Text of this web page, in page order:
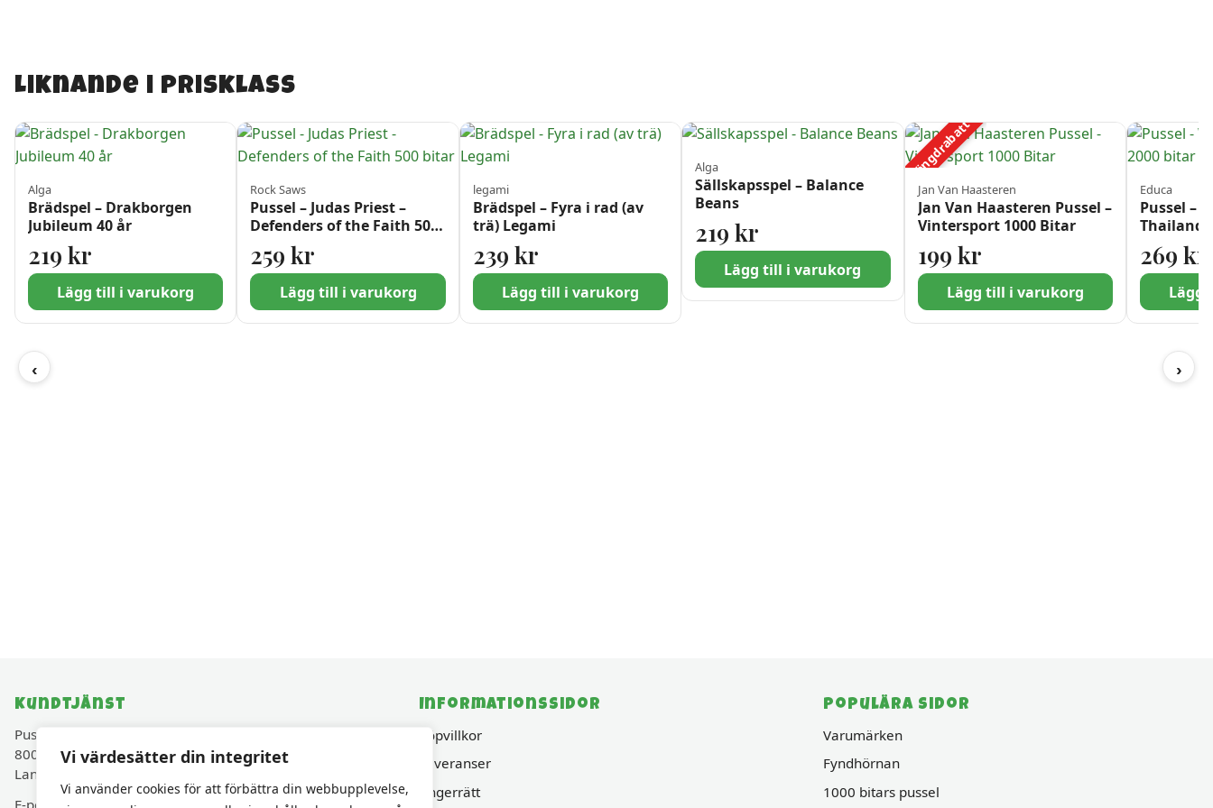
Vi värdesätter din integritet
Vi använder cookies för att förbättra din webbupplevelse,
Liknande i prisklass
‹
Alga
Brädspel – Drakborgen
Jubileum 40 år
219 kr
Lägg till i varukorg
Rock Saws
Pussel – Judas Priest –
Defenders of the Faith 500
259kr
Lägg till i varukorg
legami
Brädspel – Fyra i rad (av
trä) Legami
239 kr
Lägg till i varukorg
Alga
Sällskapsspel – Balance
Beans
219kr
Lägg till i varukorg
Mängdrabatt
Jan Van Haasteren
Jan Van Haasteren Pussel –
Vintersport 1000 Bitar
199 kr
Lägg till i varukorg
Educa
Pussel –
Thailand,
269 kr
Lägg
›
Kundtjänst
Pusselavenyn.se drivs av Cadjam AB (Org.nr 559427-
8003)
Lancashirevägen 30, 819 40 Karlholmsbruk, Sverige
Informationssidor
Köpvillkor
Leveranser
Ångerrätt
Populära sidor
Varumärken
Fyndhörnan
1000 bitars pussel